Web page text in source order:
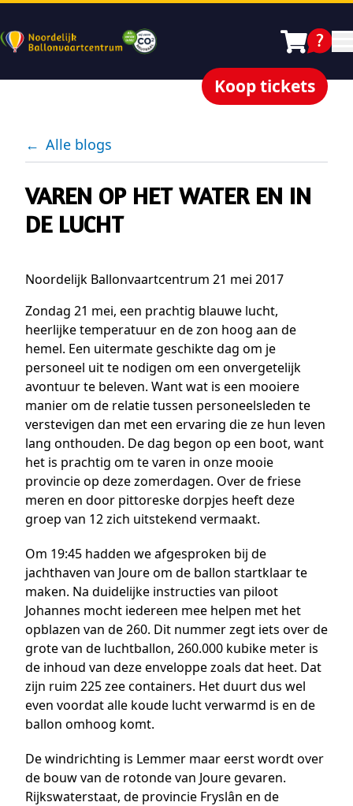
Koop tickets
← Alle blogs
VAREN OP HET WATER EN IN
DE LUCHT
Noordelijk Ballonvaartcentrum 21 mei 2017
Zondag 21 mei, een prachtig blauwe lucht,
heerlijke temperatuur en de zon hoog aan de
hemel. Een uitermate geschikte dag om je
personeel uit te nodigen om een onvergetelijk
avontuur te beleven. Want wat is een mooiere
manier om de relatie tussen personeelsleden te
verstevigen dan met een ervaring die ze hun leven
lang onthouden. De dag begon op een boot, want
het is prachtig om te varen in onze mooie
provincie op deze zomerdagen. Over de friese
meren en door pittoreske dorpjes heeft deze
groep van 12 zich uitstekend vermaakt.
Om 19:45 hadden we afgesproken bij de
jachthaven van Joure om de ballon startklaar te
maken. Na duidelijke instructies van piloot
Johannes mocht iedereen mee helpen met het
opblazen van de 260. Dit nummer zegt iets over de
grote van de luchtballon, 260.000 kubike meter is
de inhoud van deze enveloppe zoals dat heet. Dat
zijn ruim 225 zee containers. Het duurt dus wel
even voordat alle koude lucht verwarmd is en de
ballon omhoog komt.
De windrichting is Lemmer maar eerst wordt over
de bouw van de rotonde van Joure gevaren.
Rijkswaterstaat, de provincie Fryslân en de